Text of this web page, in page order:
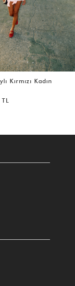
Kırmızı Kadın